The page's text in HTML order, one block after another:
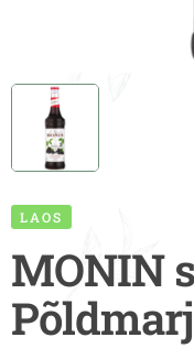
LAOS
MONIN